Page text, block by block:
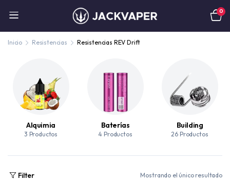
0
Inicio Resistencias Resistencias REV Drift
Alquimia
3 Productos
Baterías
4 Productos
Building
26 Productos
Filter Mostrando el único resultado